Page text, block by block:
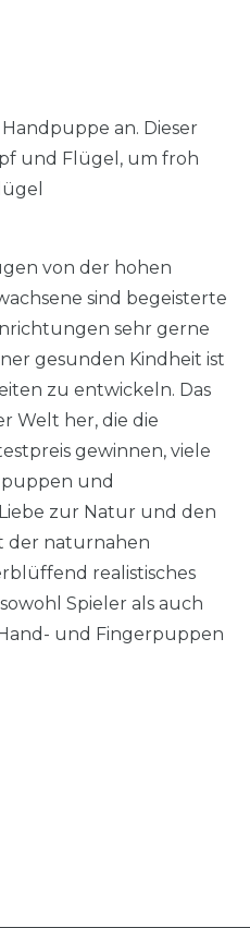
an. Dieser
und Flügel, um froh
von der hohen
sind begeisterte
sehr gerne
gesunden Kindheit ist
zu entwickeln. Das
Welt her, die die
gewinnen, viele
und
zur Natur und den
der naturnahen
realistisches
Spieler als auch
und Fingerpuppen